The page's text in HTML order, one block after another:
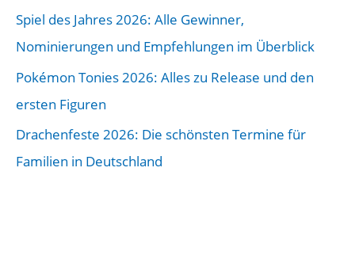
Spiel des Jahres 2026: Alle Gewinner,
Nominierungen und Empfehlungen im Überblick
Pokémon Tonies 2026: Alles zu Release und den
ersten Figuren
Drachenfeste 2026: Die schönsten Termine für
Familien in Deutschland
a
g
s